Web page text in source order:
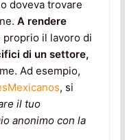
doveva trovare
A rendere
il lavoro di
di un settore,
Ad esempio,
, si
il tuo
anonimo con la